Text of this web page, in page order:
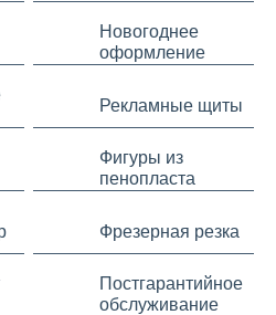
Новогоднее
оформление
Рекламные щиты
Фигуры из
пенопласта
Фрезерная резка
Постгарантийное
обслуживание